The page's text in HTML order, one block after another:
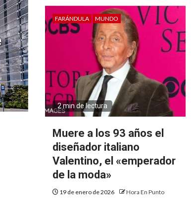
FARÁNDULA MUNDO
2 min de lectura
Muere a los 93 años el
diseñador italiano
Valentino, el «emperador
de la moda»
19 de enero de 2026 Hora En Punto